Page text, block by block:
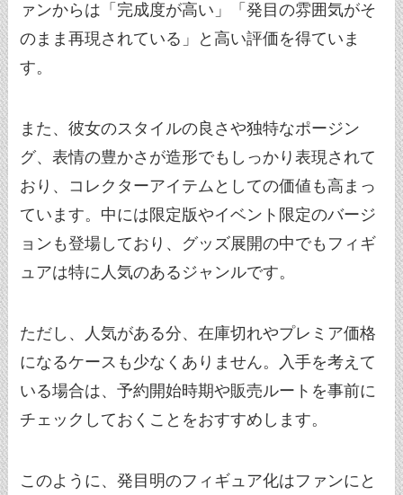
ァンからは「完成度が高い」「発目の雰囲気がそ
のまま再現されている」と高い評価を得ていま
す。
また、彼女のスタイルの良さや独特なポージン
グ、表情の豊かさが造形でもしっかり表現されて
おり、コレクターアイテムとしての価値も高まっ
ています。中には限定版やイベント限定のバージ
ョンも登場しており、グッズ展開の中でもフィギ
ュアは特に人気のあるジャンルです。
ただし、人気がある分、在庫切れやプレミア価格
になるケースも少なくありません。入手を考えて
いる場合は、予約開始時期や販売ルートを事前に
チェックしておくことをおすすめします。
このように、発目明のフィギュア化はファンにと